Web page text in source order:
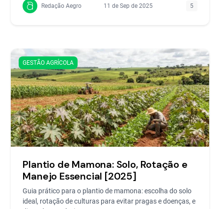
Redação Aegro 11 de Sep de 2025 5
GESTÃO AGRÍCOLA
Plantio de Mamona: Solo, Rotação e
Manejo Essencial [2025]
Guia prático para o plantio de mamona: escolha do solo
ideal, rotação de culturas para evitar pragas e doenças, e